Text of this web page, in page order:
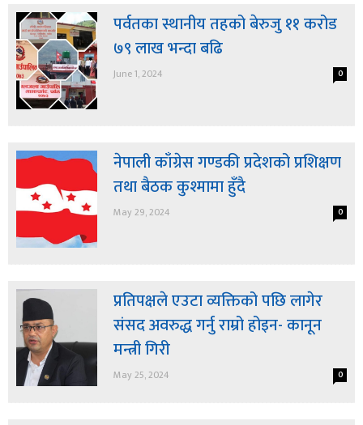
पर्वतका स्थानीय तहको बेरुजु ११ करोड
७९ लाख भन्दा बढि
June 1, 2024 0
नेपाली काँग्रेस गण्डकी प्रदेशको प्रशिक्षण
तथा बैठक कुश्मामा हुँदै
May 29, 2024 0
प्रतिपक्षले एउटा व्यक्तिको पछि लागेर
संसद अवरुद्ध गर्नु राम्रो होइन- कानून
मन्त्री गिरी
May 25, 2024 0